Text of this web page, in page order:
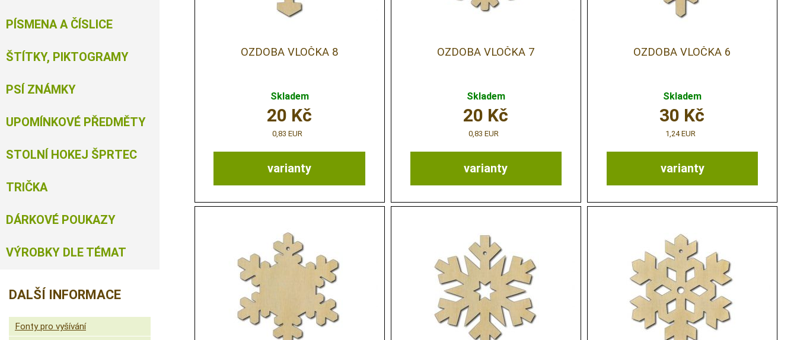
OZDOBA VLOČKA 8
Skladem
varianty
20 Kč
0,83 EUR
OZDOBA VLOČKA 7
Skladem
varianty
20 Kč
0,83 EUR
OZDOBA VLOČKA 6
Skladem
varianty
30 Kč
1,24 EUR
PÍSMENA A ČÍSLICE
ŠTÍTKY, PIKTOGRAMY
PSÍ ZNÁMKY
UPOMÍNKOVÉ PŘEDMĚTY
STOLNÍ HOKEJ ŠPRTEC
TRIČKA
DÁRKOVÉ POUKAZY
VÝROBKY DLE TÉMAT
DALŠÍ INFORMACE
Fonty pro vyšívání